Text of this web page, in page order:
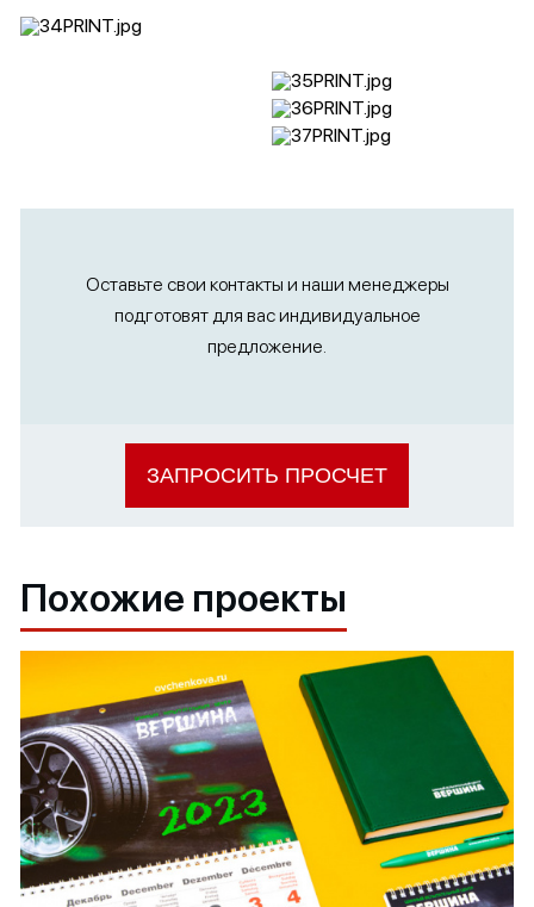
ЗАПРОСИТЬ ПРОСЧЕТ
Оставьте свои контакты и наши менеджеры
подготовят для вас индивидуальное
предложение.
Похожие проекты